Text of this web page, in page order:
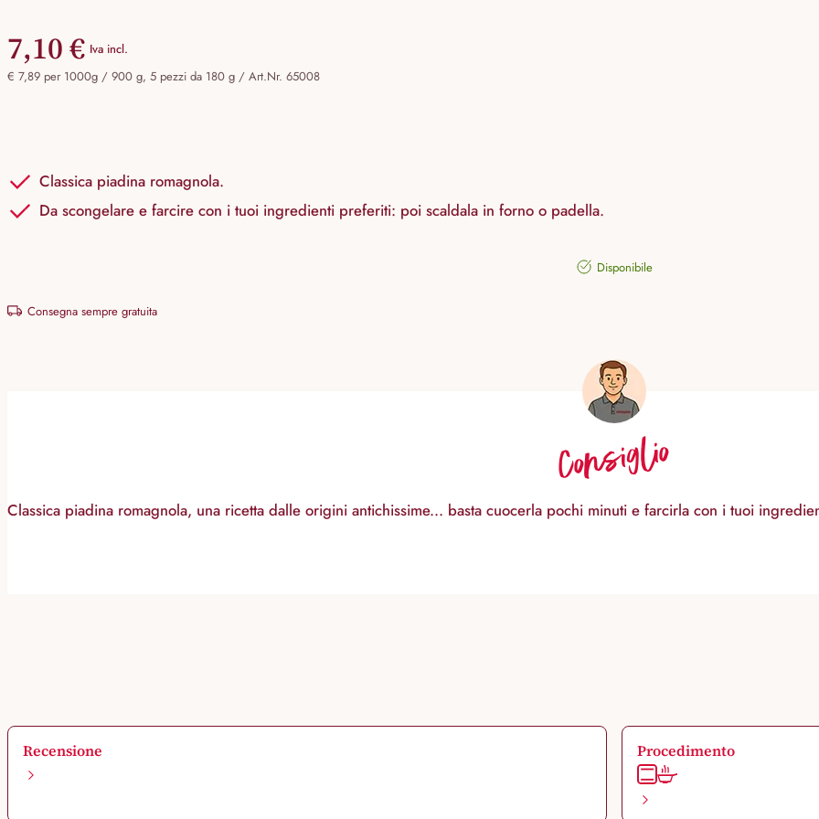
7,10 € Iva incl.
€ 7,89 per 1000g / 900 g, 5 pezzi da 180 g / Art.Nr. 65008
Classica piadina romagnola.
Da scongelare e farcire con i tuoi ingredienti preferiti: poi scaldala in forno o padella.
Disponibile
Consegna sempre gratuita
Consiglio
Classica piadina romagnola, una ricetta dalle origini antichissime... basta cuocerla pochi minuti e farcirla con i tuoi
Recensione Procedimento